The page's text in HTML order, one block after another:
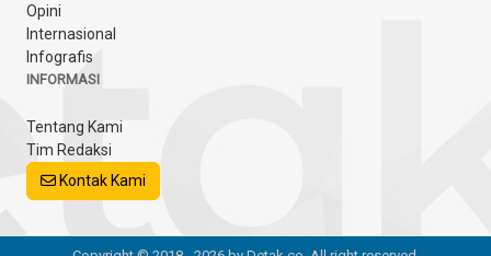
Opini
Internasional
Infografis
INFORMASI
Tentang Kami
Tim Redaksi
Kontak Kami